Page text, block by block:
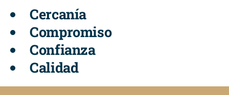
Cercanía
Compromiso
Confianza
Calidad